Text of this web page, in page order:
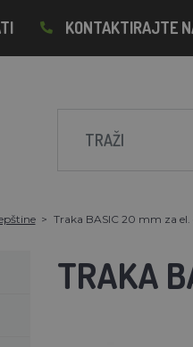
KONTAKTIRAJTE
Traka BASIC 20 mm za
TRAKA